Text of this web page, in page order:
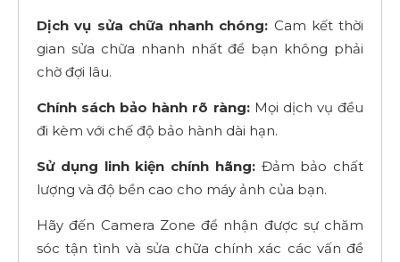
Dịch vụ sửa chữa nhanh chóng: Cam kết thời
gian sửa chữa nhanh nhất để bạn không phải
chờ đợi lâu.
Chính sách bảo hành rõ ràng:Mọi dịch vụ đều
đi kèm với chế độ bảo hành dài hạn.
Sử dụng linh kiện chính hãng:Đảm bảo chất
lượng và độ bền cao cho máy ảnh của bạn.
Hãy đến Camera Zone để nhận được sự chăm
sóc tận tình và sửa chữa chính xác các vấn đề